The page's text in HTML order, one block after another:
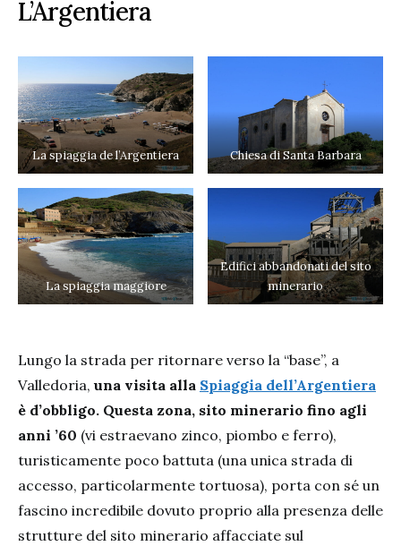
L’Argentiera
La spiaggia de l’Argentiera Chiesa di Santa Barbara
La spiaggia maggiore
Edifici abbandonati del sito
minerario
Lungo la strada per ritornare verso la “base”, a
Valledoria, una visita alla Spiaggia dell’Argentiera
è d’obbligo. Questa zona, sito minerario fino agli
anni ’60 (vi estraevano zinco, piombo e ferro),
turisticamente poco battuta (una unica strada di
accesso, particolarmente tortuosa), porta con sé un
fascino incredibile dovuto proprio alla presenza delle
strutture del sito minerario affacciate sul